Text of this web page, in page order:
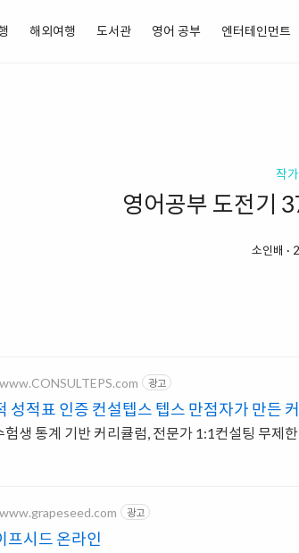
해외여행 도서관 영어 공부 엔터테인먼트
작
영어공부 도전기
소인배 ·
광고
성적표 인증 컨설텝스 텝스 만점자가 만든
험생 통계 기반 커리큘럼, 전문가 1:1컨설팅 무제
광고
프시드 온라인